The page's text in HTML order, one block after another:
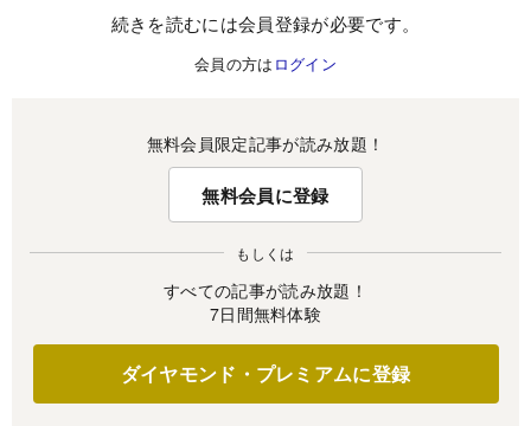
続きを読むには会員登録が必要です。
会員の方は ログイン
無料会員限定記事が読み放題！
無料会員に登録
もしくは
すべての記事が読み放題！
7日間無料体験
ダイヤモンド・プレミアムに登録